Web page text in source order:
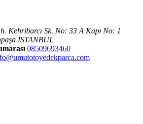
Kehribarcı Sk. No: 33 A Kapı No: 1
İSTANBUL
08509693460